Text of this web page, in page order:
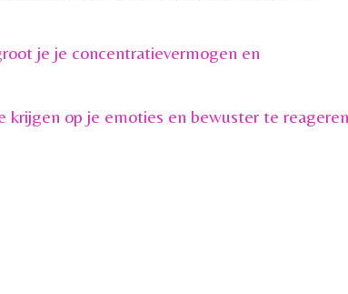
je je concentratievermogen en
krijgen op je emoties en bewuster te